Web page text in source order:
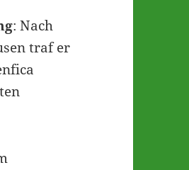
: Nach
traf er